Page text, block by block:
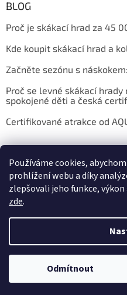
Používáme cookies,
prohlížení webu a díky
zlepšovali jeho funkce,
zde.
Odmítnout
BLOG
Proč je skákací hrad za 45
Kde koupit skákací hrad a
Začněte sezónu s
Proč se levné skákací
spokojené děti a česká
Certifikované atrakce od
Copyright 2026E-shop
vyhrazena.